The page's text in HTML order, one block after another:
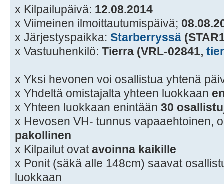
x Kilpailupäivä: 12.08.2014
x Viimeinen ilmoittautumispäivä;
x Järjestyspaikka: Starberryssä
x Vastuuhenkilö: Tierra (VRL-02841,
x Yksi hevonen voi osallistua yhtenä
x Yhdeltä omistajalta yhteen luokkaan
x Yhteen luokkaan enintään 30
x Hevosen VH- tunnus vapaaehtoinen,
pakollinen
x Kilpailut ovatavoinna kaikille
x Ponit (säkä alle 148cm) saavat
luokkaan